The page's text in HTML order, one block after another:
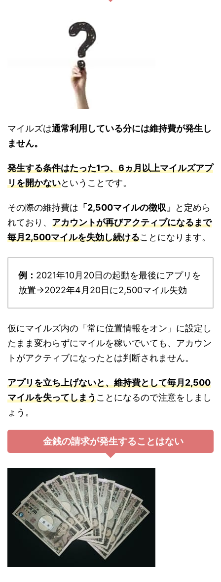
マイルズは通常利用している分には維持費が発生し
ません。
発生する条件はたった1つ、6ヵ月以上マイルズアプ
リを開かないということです。
その際の維持費は 「2,500マイルの徴収」
と定めら
れており、 アカウントが再びアクティブになるまで
毎月2,500マイルを失効し続けることになります。
例： 2021年10月20日の起動を最後にアプリを
放置→2022年4月20日に2,500マイル失効
仮にマイルズ内の「常に位置情報をオン」に設定し
たまま変わらずにマイルを稼いでいても、アカウン
トがアクティブになったとは判断されません。
アプリを立ち上げないと、維持費として毎月2,500
マイルを失ってしまうことになるので注意をしまし
ょう。
金銭の請求が発生することはない